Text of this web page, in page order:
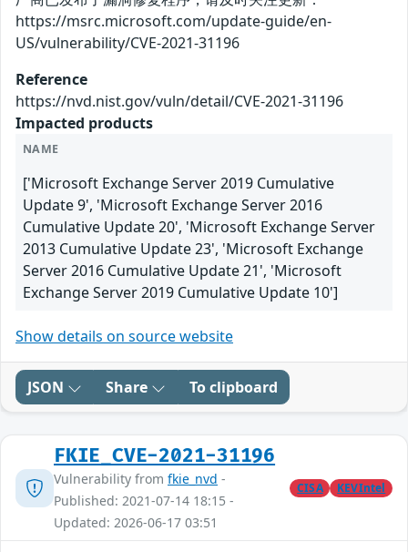
https://msrc.microsoft.com/update-guide/en-
US/vulnerability/CVE-2021-31196
Reference
https://nvd.nist.gov/vuln/detail/CVE-2021-31196
Impacted products
NAME
['Microsoft Exchange Server 2019 Cumulative
Update 9', 'Microsoft Exchange Server 2016
Cumulative Update 20', 'Microsoft Exchange Server
2013 Cumulative Update 23', 'Microsoft Exchange
Server 2016 Cumulative Update 21', 'Microsoft
Exchange Server 2019 Cumulative Update 10']
Show details on source website
JSON Share To clipboard
FKIE_CVE-2021-31196
Vulnerability from fkie_nvd -
Published: 2021-07-14 18:15 -
Updated: 2026-06-17 03:51
CISA KEVIntel